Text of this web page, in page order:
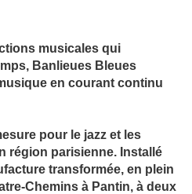
musicales qui
Banlieues Bleues
en courant continu
pour le jazz et les
région parisienne. Installé
transformée, en plein
Chemins à Pantin, à deux